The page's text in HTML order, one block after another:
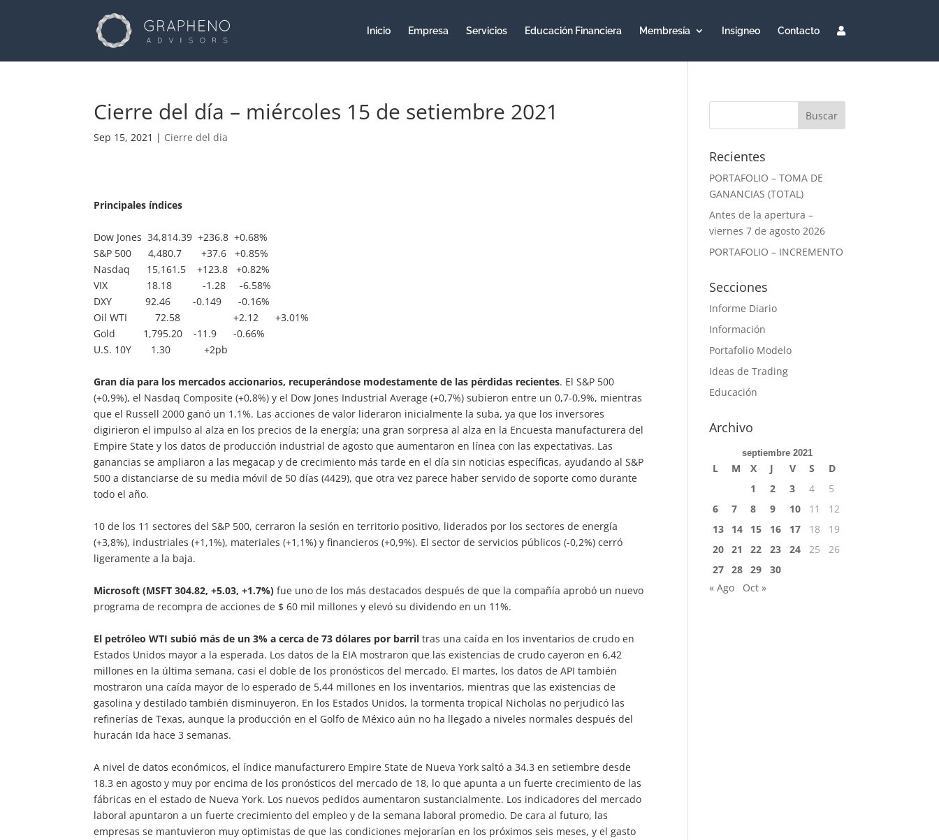
Inicio Empresa Servicios Educación Financiera Membresía Insigneo Contacto
Cierre del día – miércoles 15 de setiembre 2021
Sep 15, 2021 | Cierre del dia
Principales índices
Dow Jones 34,814.39 +236.8 +0.68%
S&P 500 4,480.7 +37.6 +0.85%
Nasdaq 15,161.5 +123.8 +0.82%
VIX 18.18 -1.28 -6.58%
DXY 92.46 -0.149 -0.16%
Oil WTI 72.58 +2.12 +3.01%
Gold 1,795.20 -11.9 -0.66%
U.S. 10Y 1.30 +2pb
Gran día para los mercados accionarios, recuperándose modestamente de las pérdidas recientes. El S&P 500
(+0,9%), el Nasdaq Composite (+0,8%) y el Dow Jones Industrial Average (+0,7%) subieron entre un 0,7-0,9%, mientras
que el Russell 2000 ganó un 1,1%. Las acciones de valor lideraron inicialmente la suba, ya que los inversores
digirieron el impulso al alza en los precios de la energía; una gran sorpresa al alza en la Encuesta manufacturera del
Empire State y los datos de producción industrial de agosto que aumentaron en línea con las expectativas. Las
ganancias se ampliaron a las megacap y de crecimiento más tarde en el día sin noticias específicas, ayudando al S&P
500 a distanciarse de su media móvil de 50 días (4429), que otra vez parece haber servido de soporte como durante
todo el año.
10 de los 11 sectores del S&P 500, cerraron la sesión en territorio positivo, liderados por los sectores de energía
(+3,8%), industriales (+1,1%), materiales (+1,1%) y financieros (+0,9%). El sector de servicios públicos (-0,2%) cerró
ligeramente a la baja.
Microsoft (MSFT 304.82, +5.03, +1.7%) fue uno de los más destacados después de que la compañía aprobó un nuevo
programa de recompra de acciones de $ 60 mil millones y elevó su dividendo en un 11%.
El petróleo WTI subió más de un 3% a cerca de 73 dólares por barril tras una caída en los inventarios de crudo en
Estados Unidos mayor a la esperada. Los datos de la EIA mostraron que las existencias de crudo cayeron en 6,42
millones en la última semana, casi el doble de los pronósticos del mercado. El martes, los datos de API también
mostraron una caída mayor de lo esperado de 5,44 millones en los inventarios, mientras que las existencias de
gasolina y destilado también disminuyeron. En los Estados Unidos, la tormenta tropical Nicholas no perjudicó las
refinerías de Texas, aunque la producción en el Golfo de México aún no ha llegado a niveles normales después del
huracán Ida hace 3 semanas.
A nivel de datos económicos, el índice manufacturero Empire State de Nueva York saltó a 34.3 en setiembre desde
18.3 en agosto y muy por encima de los pronósticos del mercado de 18, lo que apunta a un fuerte crecimiento de las
fábricas en el estado de Nueva York. Los nuevos pedidos aumentaron sustancialmente. Los indicadores del mercado
laboral apuntaron a un fuerte crecimiento del empleo y de la semana laboral promedio. De cara al futuro, las
empresas se mantuvieron muy optimistas de que las condiciones mejorarían en los próximos seis meses, y el gasto
Recientes
PORTAFOLIO – TOMA DE
GANANCIAS (TOTAL)
Antes de la apertura –
viernes 7 de agosto 2026
PORTAFOLIO – INCREMENTO
Secciones
Informe Diario
Información
Portafolio Modelo
Ideas de Trading
Educación
Archivo
septiembre 2021
L M X J V S
D
1
2 3 4
5
6
7 8 9 10 11
12
13
14 15 16 17 18
19
20 21 22 23 24 25
26
27 28 29
30
« Ago
Oct »